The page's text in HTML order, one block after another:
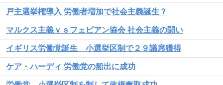
戸主選挙権導入 労働者増加で社会主義誕生？
マルクス主義ｖｓフェビアン協会 社会主義の闘い
イギリス労働党誕生 小選挙区制で２９議席獲得
ケア・ハーディ 労働党の船出に成功